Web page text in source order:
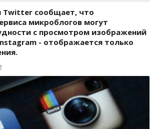
Twitter сообщает, что
микроблогов могут
с просмотром изображений
- отображается только